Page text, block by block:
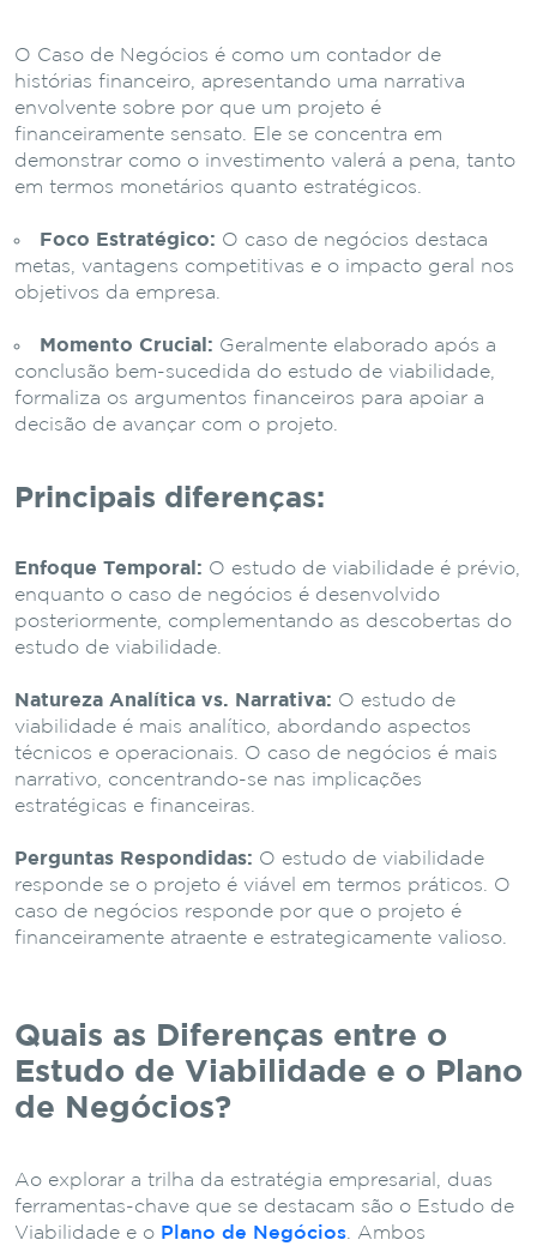
O Caso de Negócios é como um contador de
histórias financeiro, apresentando uma narrativa
envolvente sobre por que um projeto é
financeiramente sensato. Ele se concentra em
demonstrar como o investimento valerá a pena, tanto
em termos monetários quanto estratégicos.
Foco Estratégico: O caso de negócios destaca
metas, vantagens competitivas e o impacto geral nos
objetivos da empresa.
Momento Crucial: Geralmente elaborado após a
conclusão bem-sucedida do estudo de viabilidade,
formaliza os argumentos financeiros para apoiar a
decisão de avançar com o projeto.
Principais diferenças:
Enfoque Temporal: O estudo de viabilidade é prévio,
enquanto o caso de negócios é desenvolvido
posteriormente, complementando as descobertas do
estudo de viabilidade.
Natureza Analítica vs. Narrativa: O estudo de
viabilidade é mais analítico, abordando aspectos
técnicos e operacionais. O caso de negócios é mais
narrativo, concentrando-se nas implicações
estratégicas e financeiras.
Perguntas Respondidas: O estudo de viabilidade
responde se o projeto é viável em termos práticos. O
caso de negócios responde por que o projeto é
financeiramente atraente e estrategicamente valioso.
Quais as Diferenças entre o
Estudo de Viabilidade e o Plano
de Negócios?
Ao explorar a trilha da estratégia empresarial, duas
ferramentas-chave que se destacam são o Estudo de
Viabilidade e o Plano de Negócios . Ambos